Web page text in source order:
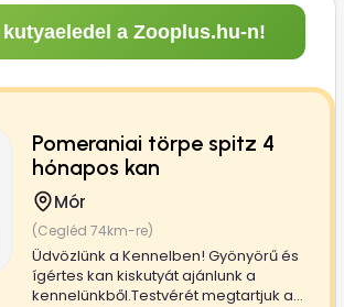
a Zooplus.hu-n!
Pomeraniai törpe spitz 4
hónapos kan
Mór
(Cegléd 74km-re)
Üdvözlünk a Kennelben! Gyönyörű és
ígértes kan kiskutyát ajánlunk a
kennelünkből.Testvérét megtartjuk a...